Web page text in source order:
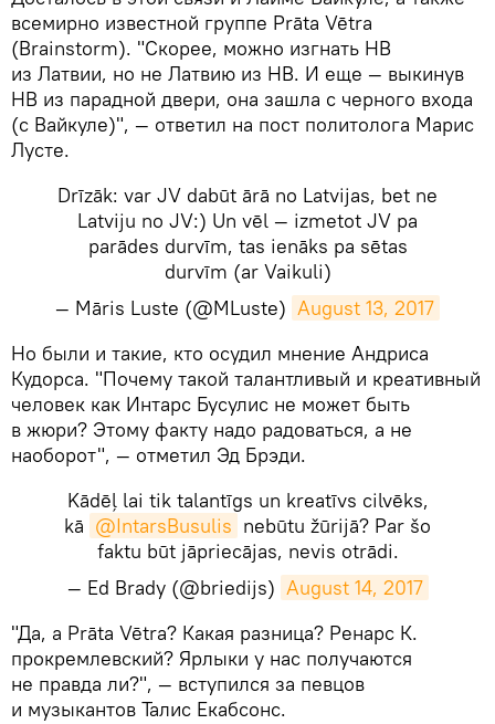
всемирно известной группе Prāta Vētra
(Brainstorm). "Скорее, можно изгнать НВ
из Латвии, но не Латвию из НВ. И еще — выкинув
НВ из парадной двери, она зашла с черного входа
(с Вайкуле)", — ответил на пост политолога Марис
Лусте.
Drīzāk: var JV dabūt ārā no Latvijas, bet ne
Latviju no JV:) Un vēl — izmetot JV pa
parādes durvīm, tas ienāks pa sētas
durvīm (ar Vaikuli)
— Māris Luste (@MLuste) August 13, 2017
​Но были и такие, кто осудил мнение Андриса
Кудорса. "Почему такой талантливый и креативный
человек как Интарс Бусулис не может быть
в жюри? Этому факту надо радоваться, а не
наоборот", — отметил Эд Брэди.
Kādēļ lai tik talantīgs un kreatīvs cilvēks,
kā @IntarsBusulis nebūtu žūrijā? Par šo
faktu būt jāpriecājas, nevis otrādi.
— Ed Brady (@briedijs) August 14, 2017
​"Да, а Prāta Vētra? Какая разница? Ренарс К.
прокремлевский? Ярлыки у нас получаются
не правда ли?", — вступился за певцов
и музыкантов Талис Екабсонс.